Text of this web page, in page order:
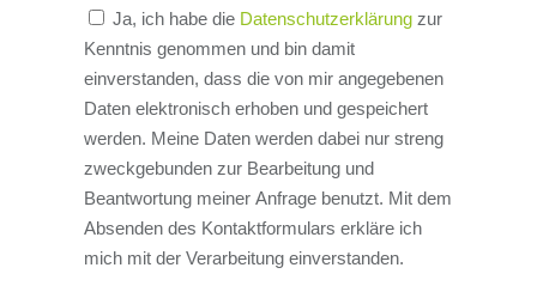
Ja, ich habe die Datenschutzerklärung zur
Kenntnis genommen und bin damit
einverstanden, dass die von mir angegebenen
Daten elektronisch erhoben und gespeichert
werden. Meine Daten werden dabei nur streng
zweckgebunden zur Bearbeitung und
Beantwortung meiner Anfrage benutzt. Mit dem
Absenden des Kontaktformulars erkläre ich
mich mit der Verarbeitung einverstanden.